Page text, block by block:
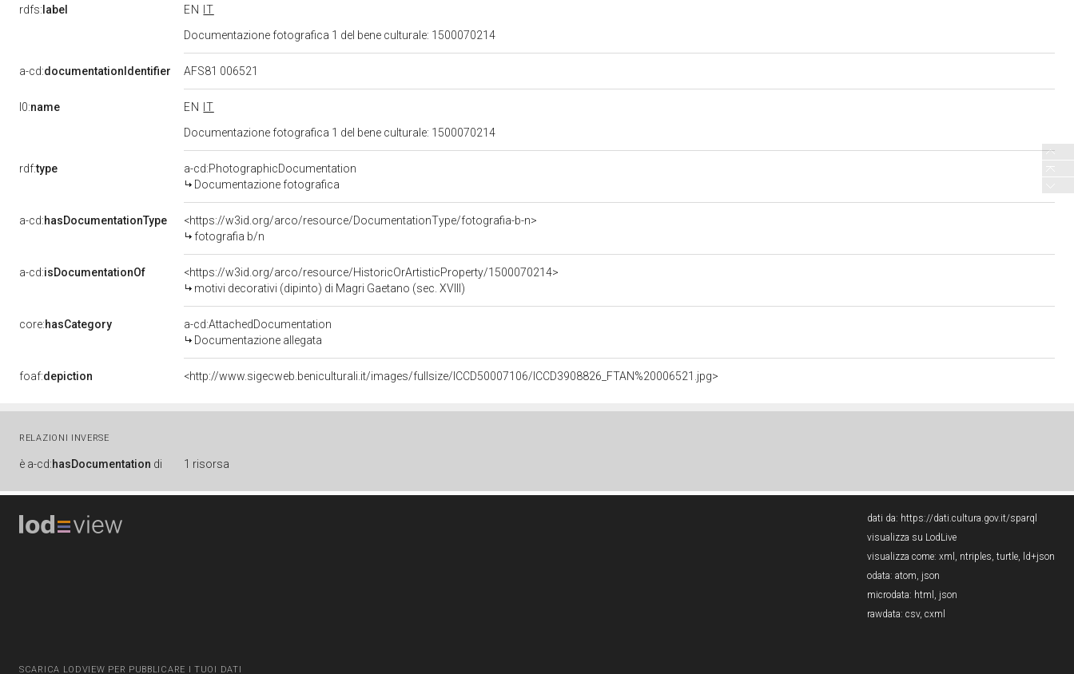
rdfs: label EN
IT
Documentazione fotografica 1 del bene culturale: 1500070214
a-cd:documentationIdentifier AFS81 006521
l0:name EN
IT
Documentazione fotografica 1 del bene culturale: 1500070214
rdf:type
a-cd:PhotographicDocumentation
Documentazione fotografica
a-cd:hasDocumentationType
<https://w3id.org/arco/resource/DocumentationType/fotografia-b-n>
fotografia b/n
a-cd:isDocumentationOf
<https://w3id.org/arco/resource/HistoricOrArtisticProperty/1500070214>
motivi decorativi (dipinto) di Magri Gaetano (sec. XVIII)
core:hasCategory
a-cd:AttachedDocumentation
Documentazione allegata
foaf:depiction <http://www.sigecweb.beniculturali.it/images/fullsize/ICCD50007106/ICCD3908826_FTAN%20006521.jpg>
RELAZIONI INVERSE
è a-cd:hasDocumentation di 1 risorsa
SCARICA LODVIEW PER PUBBLICARE I TUOI DATI
dati da: https://dati.cultura.gov.it/sparql
visualizza su LodLive
visualizza come: xml , ntriples, turtle, ld+json
odata: atom, json
microdata: html , json
rawdata: csv, cxml